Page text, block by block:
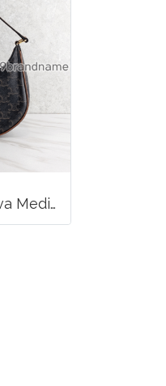
Likenew Celine Ava Medium Triomphe Canvas